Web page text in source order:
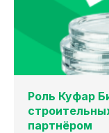
Роль Куфар
партнёром